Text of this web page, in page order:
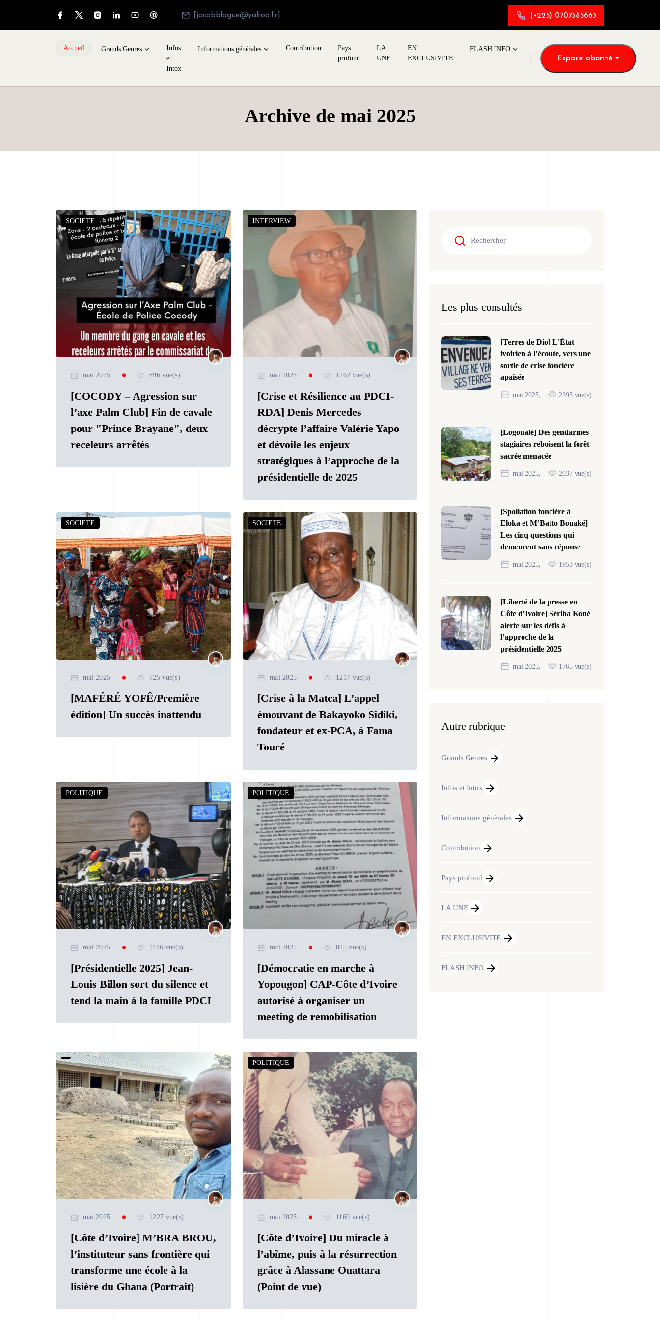
[jacobblague@yahoo.fr] (+225) 0707385663
Accueil Grands Genres
Infos
et
Intox
Informations générales Contribution
Pays
profond
LA
UNE
EN
EXCLUSIVITE
FLASH INFO
Espace abonné
Archive de mai 2025
SOCIETE
mai 2025 896 vue(s)
[COCODY – Agression sur
l’axe Palm Club] Fin de cavale
pour "Prince Brayane", deux
receleurs arrêtés
INTERVIEW
mai 2025 1262 vue(s)
[Crise et Résilience au PDCI-
RDA] Denis Mercedes
décrypte l’affaire Valérie Yapo
et dévoile les enjeux
stratégiques à l’approche de la
présidentielle de 2025
SOCIETE
mai 2025 725 vue(s)
[MAFÉRÉ YOFÊ/Première
édition] Un succès inattendu
SOCIETE
mai 2025 1217 vue(s)
[Crise à la Matca] L’appel
émouvant de Bakayoko Sidiki,
fondateur et ex-PCA, à Fama
Touré
POLITIQUE
mai 2025 1186 vue(s)
[Présidentielle 2025] Jean-
Louis Billon sort du silence et
tend la main à la famille PDCI
POLITIQUE
mai 2025 835 vue(s)
[Démocratie en marche à
Yopougon] CAP-Côte d’Ivoire
autorisé à organiser un
meeting de remobilisation
mai 2025 1227 vue(s)
[Côte d’Ivoire] M’BRA BROU,
l’instituteur sans frontière qui
transforme une école à la
lisière du Ghana (Portrait)
POLITIQUE
mai 2025 1160 vue(s)
[Côte d’Ivoire] Du miracle à
l’abîme, puis à la résurrection
grâce à Alassane Ouattara
(Point de vue)
Les plus consultés
[Terres de Dio] L'État
ivoirien à l’écoute, vers une
sortie de crise foncière
apaisée
mai 2025, 2395 vue(s)
[Logoualé] Des gendarmes
stagiaires reboisent la forêt
sacrée menacée
mai 2025, 2037 vue(s)
[Spoliation foncière à
Eloka et M’Batto Bouaké]
Les cinq questions qui
demeurent sans réponse
mai 2025, 1953 vue(s)
[Liberté de la presse en
Côte d’Ivoire] Sériba Koné
alerte sur les défis à
l’approche de la
présidentielle 2025
mai 2025, 1765 vue(s)
Autre rubrique
Grands Genres
Infos et Intox
Informations générales
Contribution
Pays profond
LA UNE
EN EXCLUSIVITE
FLASH INFO